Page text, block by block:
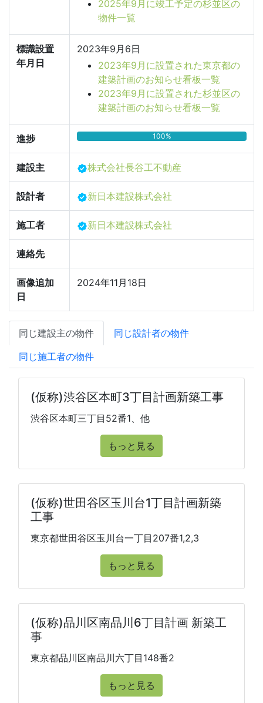
2025年9月に竣工予定の杉並区の
物件一覧
標識設置
年月日
2023年9月6日
2023年9月に設置された東京都の
建築計画のお知らせ看板一覧
2023年9月に設置された杉並区の
建築計画のお知らせ看板一覧
進捗 100%
建設主 株式会社長谷工不動産
設計者 新日本建設株式会社
施工者 新日本建設株式会社
連絡先
画像追加
日
2024年11月18日
同じ建設主の物件
同じ設計者の物件
同じ施工者の物件
(仮称)渋谷区本町3丁目計画新築工事
渋谷区本町三丁目52番1、他
もっと見る
(仮称)世田谷区玉川台1丁目計画新築
工事
東京都世田谷区玉川台一丁目207番1,2,3
もっと見る
(仮称)品川区南品川6丁目計画 新築工
事
東京都品川区南品川六丁目148番2
もっと見る